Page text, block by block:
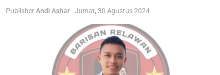
PublisherAndi Ashar-Jumat, 30 Agustus 2024